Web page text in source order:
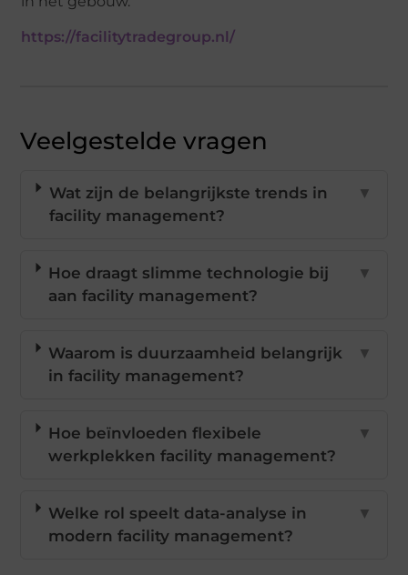
https://facilitytradegroup.nl/
Veelgestelde vragen
Wat zijn de belangrijkste trends in
facility management?
▼
Hoe draagt slimme technologie bij
aan facility management?
▼
Waarom is duurzaamheid belangrijk
in facility management?
▼
Hoe beïnvloeden flexibele
werkplekken facility management?
▼
Welke rol speelt data-analyse in
modern facility management?
▼